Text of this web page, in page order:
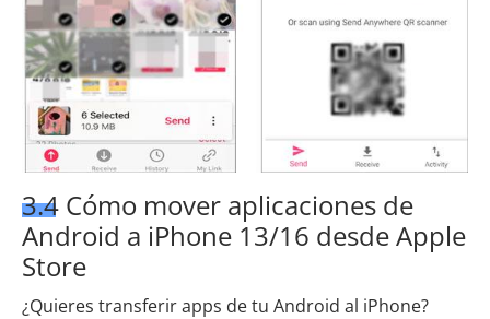
3.4 Cómo mover aplicaciones de
Android a iPhone 13/16 desde Apple
Store
¿Quieres transferir apps de tu Android al iPhone?